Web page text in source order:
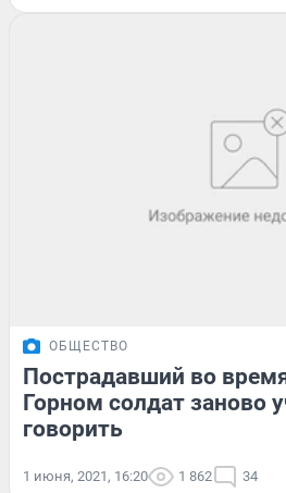
ОБЩЕСТВО
Пострадавший во
Горном солдат заново
говорить
1 июня, 2021, 16:20 1 862 34